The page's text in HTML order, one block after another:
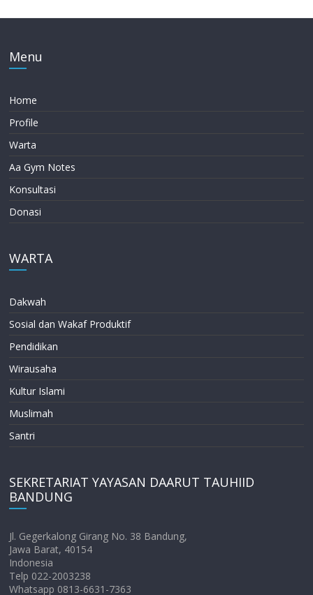
Menu
Home
Profile
Warta
Aa Gym Notes
Konsultasi
Donasi
WARTA
Dakwah
Sosial dan Wakaf Produktif
Pendidikan
Wirausaha
Kultur Islami
Muslimah
Santri
SEKRETARIAT YAYASAN DAARUT TAUHIID
BANDUNG
Jl. Gegerkalong Girang No. 38 Bandung,
Jawa Barat, 40154
Indonesia
Telp 022-2003238
Whatsapp 0813-6631-7363